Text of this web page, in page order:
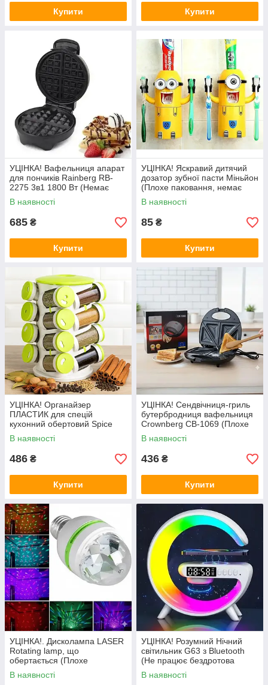
Купити Купити
УЦІНКА! Вафельниця апарат
для пончиків Rainberg RB-
2275 3в1 1800 Вт (Немає
однієї насадки 3186)
В наявності
685 ₴
Купити
УЦІНКА! Яскравий дитячий
дозатор зубної пасти Міньйон
(Плохе паковання, немає
кріплення до стіни 2049)
В наявності
85 ₴
Купити
УЦІНКА! Органайзер
ПЛАСТИК для спецій
кухонний обертовий Spice
Rack 16 в 1 Стійка для спецій
карусель (Плохе паковання
В наявності
486 ₴
Купити
УЦІНКА! Сендвічниця-гриль
бутербродниця вафельниця
Crownberg CB-1069 (Плохе
паковання 3206)
В наявності
436 ₴
Купити
УЦІНКА!. Дисколампа LASER
Rotating lamp, що
обертається (Плохе
паковання, тріщина на
корпусі 3207
В наявності
УЦІНКА! Розумний Нічний
світильник G63 з Bluetooth
(Не працює бездротова
зарядка 3208)
В наявності